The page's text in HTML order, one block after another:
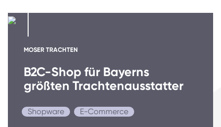
MOSER TRACHTEN
B2C-Shop für Bayerns
größten Trachtenausstatter
Shopware E-Commerce